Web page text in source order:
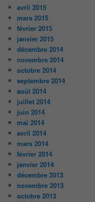
avril 2015
mars 2015
février 2015
janvier 2015
décembre 2014
novembre 2014
octobre 2014
septembre 2014
août 2014
juillet 2014
juin 2014
mai 2014
avril 2014
mars 2014
février 2014
janvier 2014
décembre 2013
novembre 2013
octobre 2013